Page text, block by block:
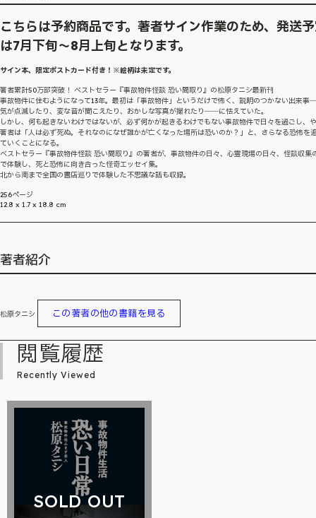
こちらは予約商品です。著者サイン作業のため、発送
は7月下旬～8月上旬となります。
サイン本、限定ポストカード付き！※絵柄は未定です。
著者累計50万部突破！ ベストセラー『事故物件怪談 恐い間取り』の松原タニシ最新刊
事故物件に住むようになって13年。最初は「事故物件」というだけで怖く、説明のつかない出来
気が点滅したり、変な音が聞こえたり、おかしな写真が撮れたり――に怯えていた。
しかし、何も起きないわけではないが、必ず何かが起きるわけでもない事故物件で日々を過ごし、
著者は「人は必ず死ぬ。それなのになぜ誰かが亡くなった場所は恐いのか？」と、さらなる恐怖を
ていくことになる。
ベストセラー『事故物件怪談 恐い間取り』の著者が、事故物件の日々、心霊現場の日々、怪談収集
で体験し、死と恐怖に向き合った怪奇エッセイ集。
北から南まで全国の書店巡りで体験した不思議な話も収録。
256ページ
12.8 x 1.7 x 18.8 cm
著者紹介
松原タニシ この著者の他の書籍を見る
閲覧履歴
Recently Viewed
SOLD OUT